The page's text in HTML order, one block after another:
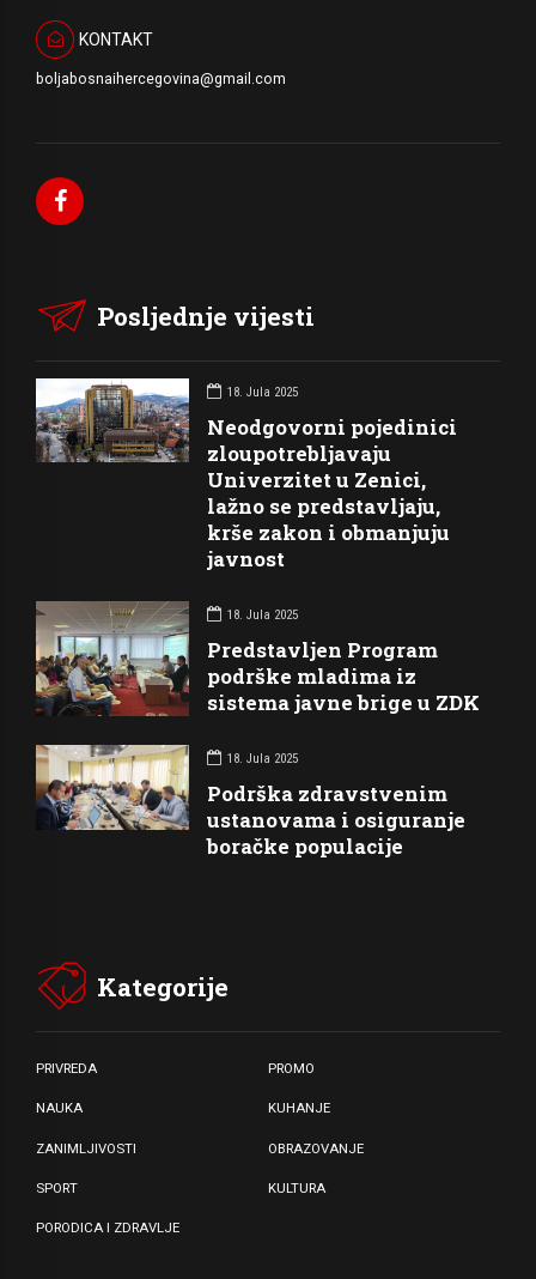
KONTAKT
boljabosnaihercegovina@gmail.com
Posljednje vijesti
18. Jula 2025
Neodgovorni pojedinici
zloupotrebljavaju
Univerzitet u Zenici,
lažno se predstavljaju,
krše zakon i obmanjuju
javnost
18. Jula 2025
Predstavljen Program
podrške mladima iz
sistema javne brige u ZDK
18. Jula 2025
Podrška zdravstvenim
ustanovama i osiguranje
boračke populacije
Kategorije
PRIVREDA PROMO
NAUKA KUHANJE
ZANIMLJIVOSTI OBRAZOVANJE
SPORT KULTURA
PORODICA I ZDRAVLJE